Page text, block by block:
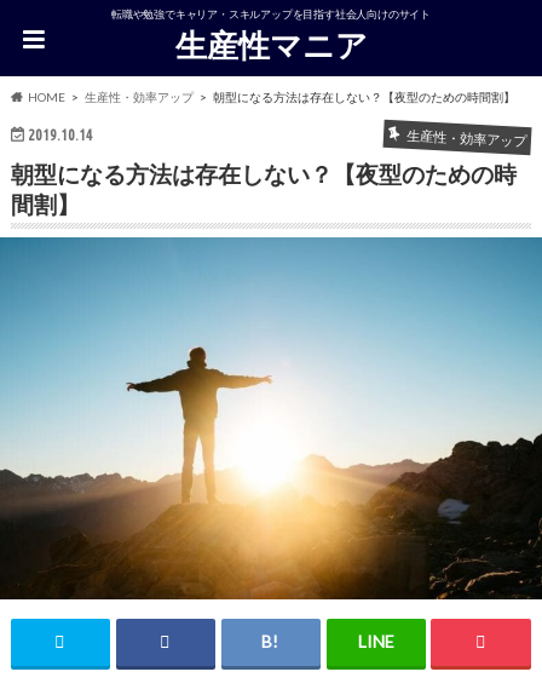
転職や勉強でキャリア・スキルアップを目指す社会人向けのサイト
生産性マニア
HOME 生産性・効率アップ 朝型になる方法は存在しない？【夜型のための時間割】
2019.10.14 生産性・効率アップ
朝型になる方法は存在しない？【夜型のための時
間割】